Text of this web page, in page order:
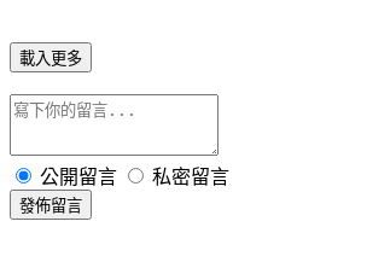
載入更多
公開留言 私密留言
發佈留言